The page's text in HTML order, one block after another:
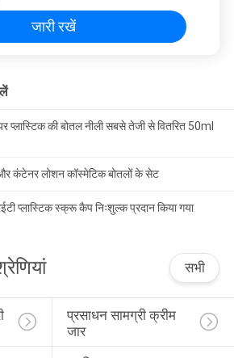
जारी रखें
प्लास्टिक की बोतल नीली सबसे तेजी से वितरित 50ml
कंटेनर लोशन कॉस्मेटिक बोतलों के सेट
प्लास्टिक स्क्रू कैप निःशुल्क प्रदान किया गया
सभी
प्रसाधन सामग्री क्रीम
जार